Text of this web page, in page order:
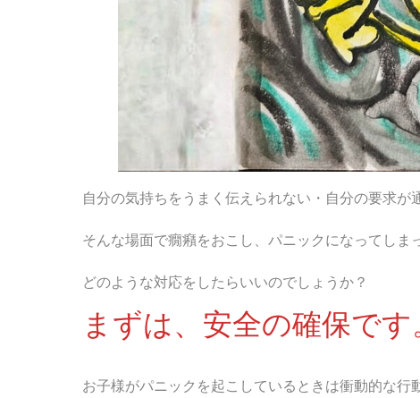
自分の気持ちをうまく伝えられない・自分の要求が
そんな場面で癇癪をおこし、パニックになってしま
どのような対応をしたらいいのでしょうか？
まずは、安全の確保です
お子様がパニックを起こしているときは衝動的な行